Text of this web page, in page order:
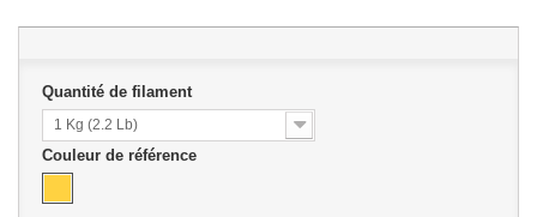
Quantité de filament
1 Kg (2.2 Lb)
Couleur de référence